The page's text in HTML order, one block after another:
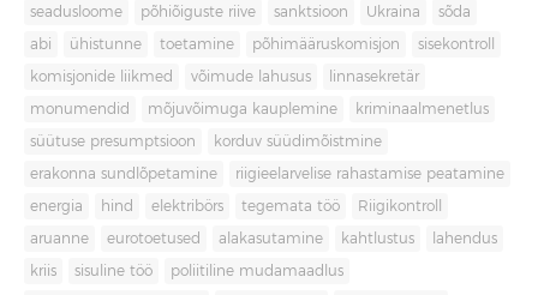
seadusloome põhiõiguste riive sanktsioon Ukraina sõda
abi ühistunne toetamine põhimääruskomisjon sisekontroll
komisjonide liikmed võimude lahusus linnasekretär
monumendid mõjuvõimuga kauplemine kriminaalmenetlus
süütuse presumptsioon korduv süüdimõistmine
erakonna sundlõpetamine riigieelarvelise rahastamise peatamine
energia hind elektribörs tegemata töö Riigikontroll
aruanne eurotoetused alakasutamine kahtlustus lahendus
kriis sisuline töö poliitiline mudamaadlus